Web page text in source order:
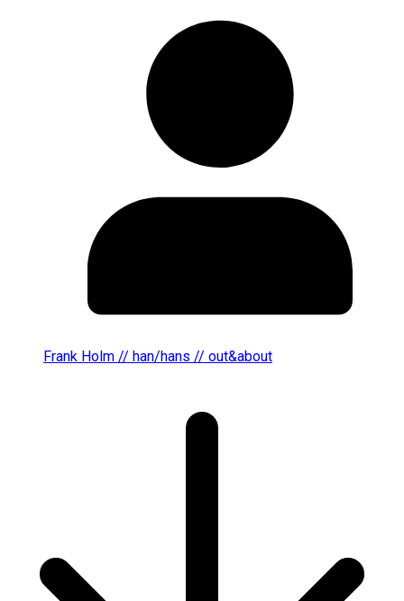
Frank Holm // han/hans // out&about